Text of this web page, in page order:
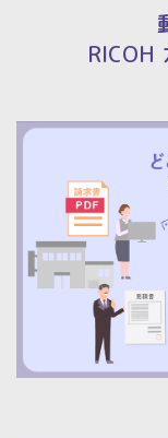
RICOH